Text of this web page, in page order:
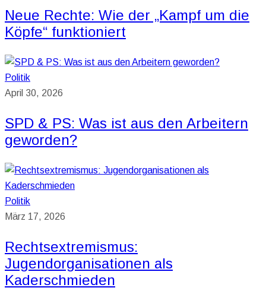
Neue Rechte: Wie der „Kampf um die
Köpfe“ funktioniert
Politik
April 30, 2026
SPD & PS: Was ist aus den Arbeitern
geworden?
Politik
März 17, 2026
Rechtsextremismus:
Jugendorganisationen als
Kaderschmieden